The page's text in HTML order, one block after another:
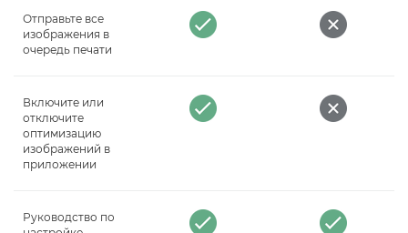
Отправьте все
изображения в
очередь печати
Включите или
отключите
оптимизацию
изображений в
приложении
Руководство по